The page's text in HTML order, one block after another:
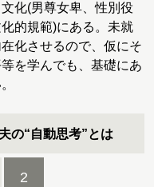
化(男尊女卑、性別役
的規範)にある。未就
化させるので、仮にそ
を学んでも、基礎にあ
の“自動思考”とは
2